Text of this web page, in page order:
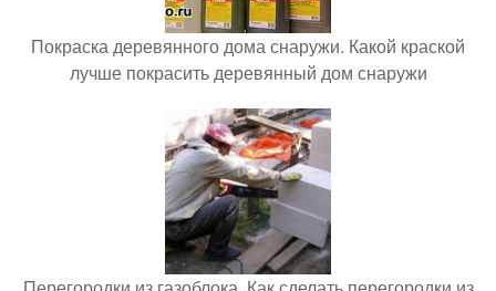
Покраска деревянного дома снаружи. Какой краской
лучше покрасить деревянный дом снаружи